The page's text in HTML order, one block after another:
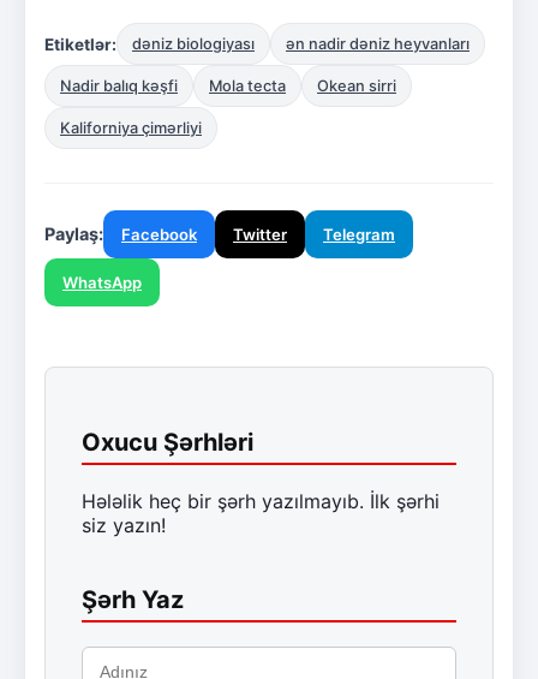
Etiketlər: dəniz biologiyası ən nadir dəniz heyvanları
Nadir balıq kəşfi Mola tecta Okean sirri
Kaliforniya çimərliyi
Paylaş: Facebook Twitter Telegram
WhatsApp
Oxucu Şərhləri
Hələlik heç bir şərh yazılmayıb. İlk şərhi
siz yazın!
Şərh Yaz